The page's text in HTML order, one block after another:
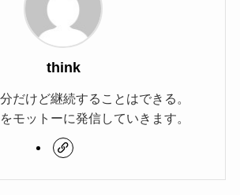
think
だけど継続することはできる。
をモットーに発信していきます。